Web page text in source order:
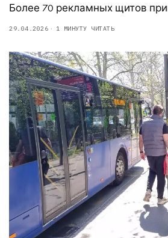
Более 70 рекламных щитов
29.04.2026 1 МИНУТУ ЧИТАТЬ